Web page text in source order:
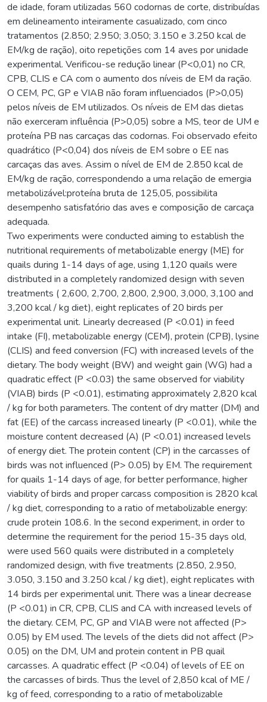
de idade, foram utilizadas 560 codornas de corte, distribuídas
em delineamento inteiramente casualizado, com cinco
tratamentos (2.850; 2.950; 3.050; 3.150 e 3.250 kcal de
EM/kg de ração), oito repetições com 14 aves por unidade
experimental. Verificou-se redução linear (P<0,01) no CR,
CPB, CLIS e CA com o aumento dos níveis de EM da ração.
O CEM, PC, GP e VIAB não foram influenciados (P>0,05)
pelos níveis de EM utilizados. Os níveis de EM das dietas
não exerceram influência (P>0,05) sobre a MS, teor de UM e
proteína PB nas carcaças das codornas. Foi observado efeito
quadrático (P<0,04) dos níveis de EM sobre o EE nas
carcaças das aves. Assim o nível de EM de 2.850 kcal de
EM/kg de ração, correspondendo a uma relação de emergia
metabolizável:proteína bruta de 125,05, possibilita
desempenho satisfatório das aves e composição de carcaça
adequada.
Two experiments were conducted aiming to establish the
nutritional requirements of metabolizable energy (ME) for
quails during 1-14 days of age, using 1,120 quails were
distributed in a completely randomized design with seven
treatments ( 2,600, 2,700, 2,800, 2,900, 3,000, 3,100 and
3,200 kcal / kg diet), eight replicates of 20 birds per
experimental unit. Linearly decreased (P <0.01) in feed
intake (FI), metabolizable energy (CEM), protein (CPB), lysine
(CLIS) and feed conversion (FC) with increased levels of the
dietary. The body weight (BW) and weight gain (WG) had a
quadratic effect (P <0.03) the same observed for viability
(VIAB) birds (P <0.01), estimating approximately 2,820 kcal
/ kg for both parameters. The content of dry matter (DM) and
fat (EE) of the carcass increased linearly (P <0.01), while the
moisture content decreased (A) (P <0.01) increased levels
of energy diet. The protein content (CP) in the carcasses of
birds was not influenced (P> 0.05) by EM. The requirement
for quails 1-14 days of age, for better performance, higher
viability of birds and proper carcass composition is 2820 kcal
/ kg diet, corresponding to a ratio of metabolizable energy:
crude protein 108.6. In the second experiment, in order to
determine the requirement for the period 15-35 days old,
were used 560 quails were distributed in a completely
randomized design, with five treatments (2.850, 2.950,
3.050, 3.150 and 3.250 kcal / kg diet), eight replicates with
14 birds per experimental unit. There was a linear decrease
(P <0.01) in CR, CPB, CLIS and CA with increased levels of
the dietary. CEM, PC, GP and VIAB were not affected (P>
0.05) by EM used. The levels of the diets did not affect (P>
0.05) on the DM, UM and protein content in PB quail
carcasses. A quadratic effect (P <0.04) of levels of EE on
the carcasses of birds. Thus the level of 2,850 kcal of ME /
kg of feed, corresponding to a ratio of metabolizable